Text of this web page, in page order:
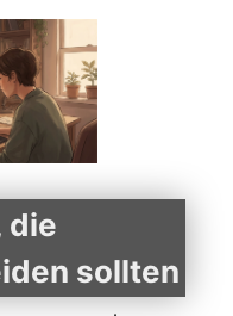
die
sollten